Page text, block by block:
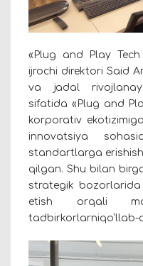
«Plug and Play
ijrochi direktori Said
va jadal
sifatida «Plug and
korporativ
innovatsiya
standartlarga
qilgan. Shu bilan
strategik
etish orqali
tadbirkorlarniqo‘llab-